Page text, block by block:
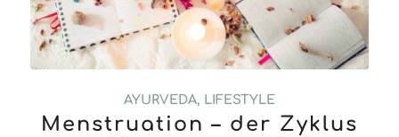
AYURVEDA, LIFESTYLE
Menstruation – der Zyklus